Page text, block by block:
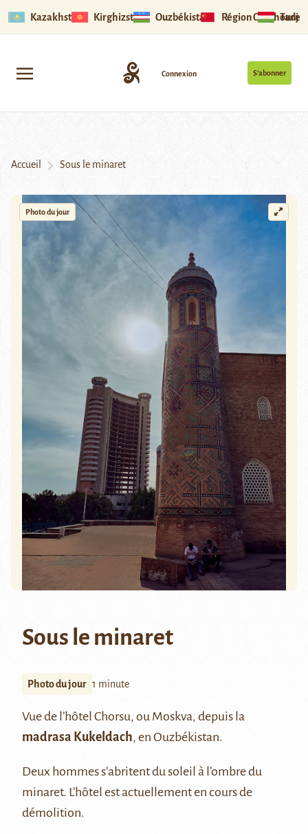
Kazakhstan Kirghizstan Ouzbékistan Région Ouïghoure
S’abonner
Connexion
Accueil Sous le minaret
Photo du jour
Sous le minaret
Photo du jour 1 minute
Vue de l’hôtel Chorsu, ou Moskva, depuis la
madrasa Kukeldach, en Ouzbékistan.
Deux hommes s’abritent du soleil à l’ombre du
minaret. L’hôtel est actuellement en cours de
démolition.